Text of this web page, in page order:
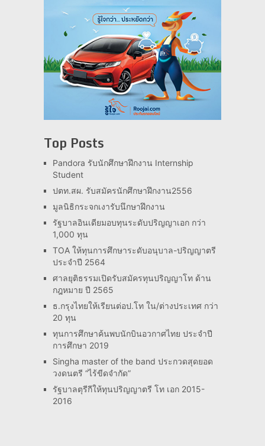
Top Posts
Pandora รับนักศึกษาฝึกงาน Internship
Student
ปตท.สผ. รับสมัครนักศึกษาฝึกงาน2556
มูลนิธิกระจกเงารับนึกษาฝึกงาน
รัฐบาลอินเดียมอบทุนระดับปริญญาเอก กว่า
1,000 ทุน
TOA ให้ทุนการศึกษาระดับอนุบาล-ปริญญาตรี
ประจำปี 2564
ศาลยุติธรรมเปิดรับสมัครทุนปริญญาโท ด้าน
กฎหมาย ปี 2565
ธ.กรุงไทยให้เรียนต่อป.โท ใน/ต่างประเทศ กว่า
20 ทุน
ทุนการศึกษาค้นพบนักบินอวกาศไทย ประจำปี
การศึกษา 2019
Singha master of the band ประกวดสุดยอด
วงดนตรี “ไร้ขีดจำกัด”
รัฐบาลตุรีกีให้ทุนปริญญาตรี โท เอก 2015-
2016